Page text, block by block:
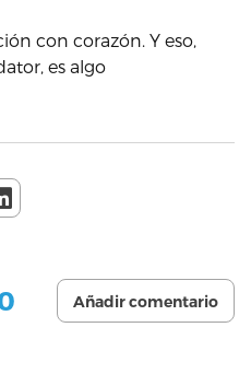
con corazón. Y eso,
es algo
Añadir comentario